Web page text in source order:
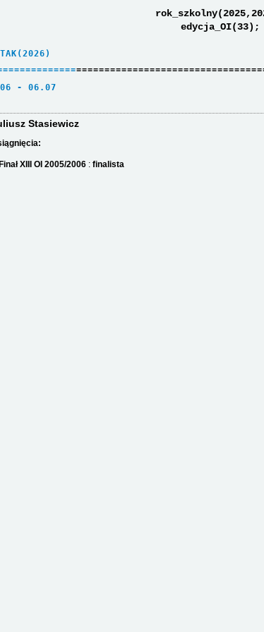
edycja_OI(33);
=============
- 06.07
Stasiewicz
Finał XIII OI 2005/2006 : finalista